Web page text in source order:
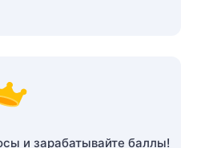
и зарабатывайте баллы!